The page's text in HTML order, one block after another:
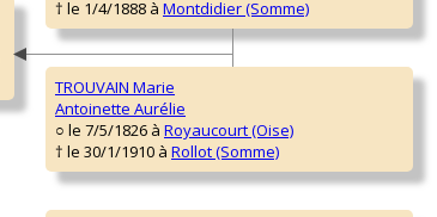
† le 1/4/1888 à Montdidier (Somme)
TROUVAIN Marie
Antoinette Aurélie
○ le 7/5/1826 à Royaucourt (Oise)
† le 30/1/1910 à Rollot (Somme)